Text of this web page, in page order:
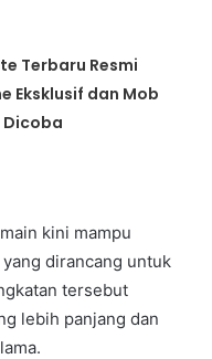
Terbaru Resmi
Eksklusif dan Mob
Dicoba
kini mampu
dirancang untuk
tersebut
lebih panjang dan